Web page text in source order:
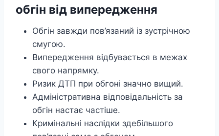
обгін від випередження
Обгін завжди пов’язаний із зустрічною
смугою.
Випередження відбувається в межах
свого напрямку.
Ризик ДТП при обгоні значно вищий.
Адміністративна відповідальність за
обгін настає частіше.
Кримінальні наслідки здебільшого